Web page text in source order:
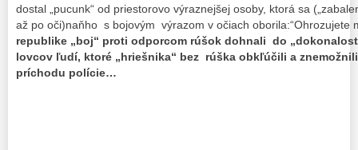
dostal „pucunk“ od priestorovo výraznejšej osoby, ktorá sa
až po oči)naňho s bojovým výrazom v očiach oborila:“Ohrozujete
republike „boj“ proti odporcom rúšok dohnali do
lovcov ľudí, ktoré „hriešnika“ bez rúška obkľúčili a
príchodu polície…